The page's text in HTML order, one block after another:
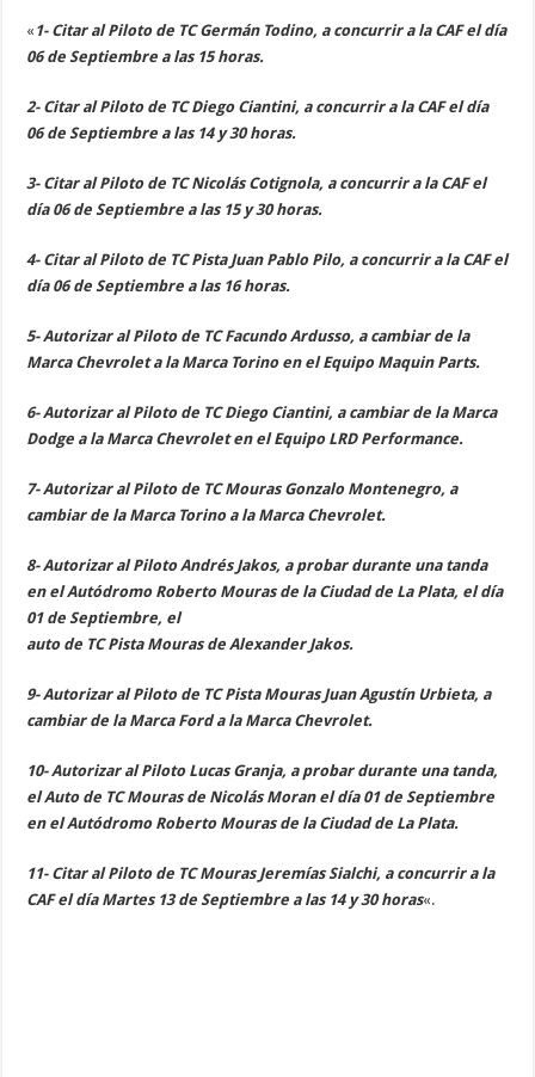
« 1- Citar al Piloto de TC Germán Todino, a concurrir a la CAF el día
06 de Septiembre a las 15 horas.
2- Citar al Piloto de TC Diego Ciantini, a concurrir a la CAF el día
06 de Septiembre a las 14 y 30 horas.
3- Citar al Piloto de TC Nicolás Cotignola, a concurrir a la CAF el
día 06 de Septiembre a las 15 y 30 horas.
4- Citar al Piloto de TC Pista Juan Pablo Pilo, a concurrir a la CAF el
día 06 de Septiembre a las 16 horas.
5- Autorizar al Piloto de TC Facundo Ardusso, a cambiar de la
Marca Chevrolet a la Marca Torino en el Equipo Maquin Parts.
6- Autorizar al Piloto de TC Diego Ciantini, a cambiar de la Marca
Dodge a la Marca Chevrolet en el Equipo LRD Performance.
7- Autorizar al Piloto de TC Mouras Gonzalo Montenegro, a
cambiar de la Marca Torino a la Marca Chevrolet.
8- Autorizar al Piloto Andrés Jakos, a probar durante una tanda
en el Autódromo Roberto Mouras de la Ciudad de La Plata, el día
01 de Septiembre, el
auto de TC Pista Mouras de Alexander Jakos.
9- Autorizar al Piloto de TC Pista Mouras Juan Agustín Urbieta, a
cambiar de la Marca Ford a la Marca Chevrolet.
10- Autorizar al Piloto Lucas Granja, a probar durante una tanda,
el Auto de TC Mouras de Nicolás Moran el día 01 de Septiembre
en el Autódromo Roberto Mouras de la Ciudad de La Plata.
11- Citar al Piloto de TC Mouras Jeremías Sialchi, a concurrir a la
CAF el día Martes 13 de Septiembre a las 14 y 30 horas«.